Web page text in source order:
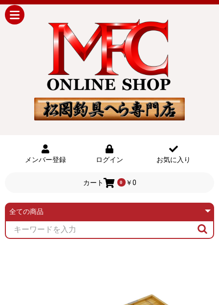
メンバー登録 ログイン お気に入り
カート 0 ￥0